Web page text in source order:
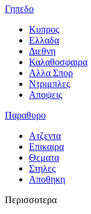
Γηπεδο
Κυπρος
Ελλαδα
Διεθνη
Καλαθοσφαιρα
Αλλα Σπορ
Ντριμπλες
Αποψεις
Παραθυρο
Ατζεντα
Επικαιρα
Θεματα
Στηλες
Αποθηκη
Περισσοτερα